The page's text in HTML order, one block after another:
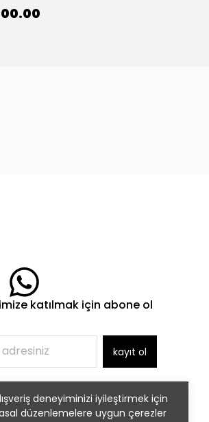
deneyiminizi iyileştirmek için
düzenlemelere uygun çerezler
katılmak için abone ol
kayıt ol